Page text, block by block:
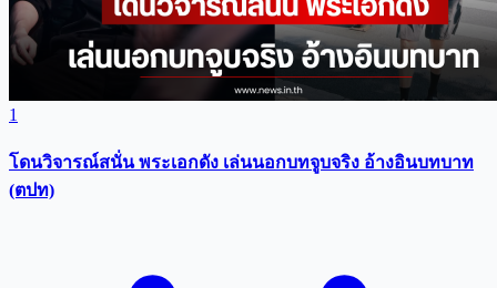
1
โดนวิจารณ์สนั่น พระเอกดัง เล่นนอกบทจูบจริง อ้างอินบทบาท
(ตปท)